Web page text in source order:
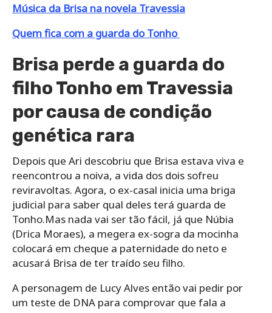
Música da Brisa na novela Travessia
Quem fica com a guarda do Tonho
Brisa perde a guarda do
filho Tonho em Travessia
por causa de condição
genética rara
Depois que Ari descobriu que Brisa estava viva e
reencontrou a noiva, a vida dos dois sofreu
reviravoltas. Agora, o ex-casal inicia uma briga
judicial para saber qual deles terá guarda de
Tonho.Mas nada vai ser tão fácil, já que Núbia
(Drica Moraes), a megera ex-sogra da mocinha
colocará em cheque a paternidade do neto e
acusará Brisa de ter traído seu filho.
A personagem de Lucy Alves então vai pedir por
um teste de DNA para comprovar que fala a